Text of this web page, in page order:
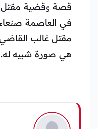
قصة وقضية مقتل
في العاصمة
مقتل غالب
هي صورة شبيه له.